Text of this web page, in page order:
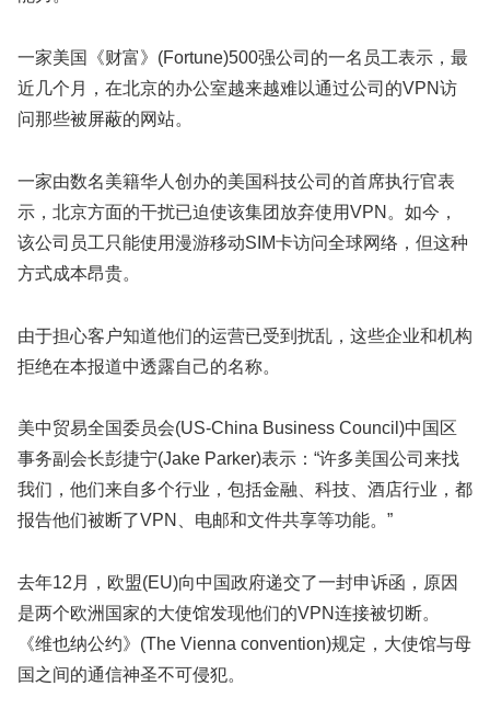
一家美国《财富》(Fortune)500强公司的一名员工表示，最
近几个月，在北京的办公室越来越难以通过公司的VPN访
问那些被屏蔽的网站。
一家由数名美籍华人创办的美国科技公司的首席执行官表
示，北京方面的干扰已迫使该集团放弃使用VPN。如今，
该公司员工只能使用漫游移动SIM卡访问全球网络，但这种
方式成本昂贵。
由于担心客户知道他们的运营已受到扰乱，这些企业和机构
拒绝在本报道中透露自己的名称。
美中贸易全国委员会(US-China Business Council)中国区
事务副会长彭捷宁(Jake Parker)表示：“许多美国公司来找
我们，他们来自多个行业，包括金融、科技、酒店行业，都
报告他们被断了VPN、电邮和文件共享等功能。”
去年12月，欧盟(EU)向中国政府递交了一封申诉函，原因
是两个欧洲国家的大使馆发现他们的VPN连接被切断。
《维也纳公约》(The Vienna convention)规定，大使馆与母
国之间的通信神圣不可侵犯。